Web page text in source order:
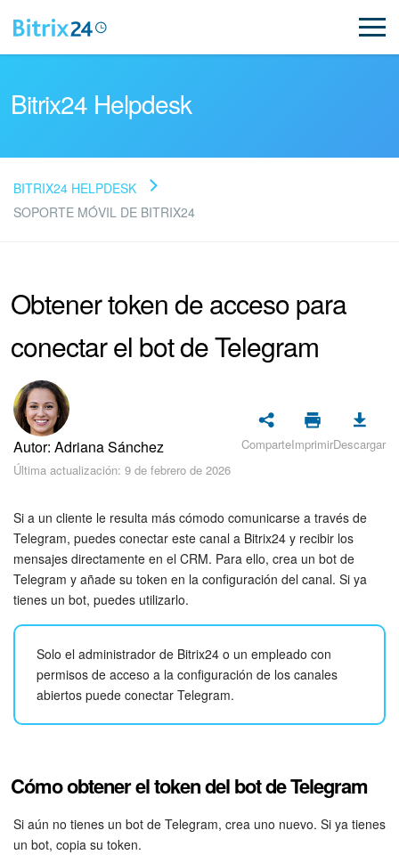
Preguntas Frecuentes
Soporte de Bitrix24
Registro e inicio de sesión en Bitrix24
Seguridad
Planes y pagos
Feed
Messenger
Collabs
Calendario
Grupos de trabajo
Tareas
Bitrix24 Helpdesk
BITRIX24 HELPDESK
SOPORTE MÓVIL DE BITRIX24
Obtener token de acceso para
conectar el bot de Telegram
Autor: Adriana Sánchez
Última actualización: 9 de febrero de 2026
ComparteImprimirDescargar
Si a un cliente le resulta más cómodo comunicarse a través de
Telegram, puedes conectar este canal a Bitrix24 y recibir los
mensajes directamente en el CRM. Para ello, crea un bot de
Telegram y añade su token en la configuración del canal. Si ya
tienes un bot, puedes utilizarlo.
Solo el administrador de Bitrix24 o un empleado con
permisos de acceso a la configuración de los canales
abiertos puede conectar Telegram.
Cómo obtener el token del bot de Telegram
Si aún no tienes un bot de Telegram, crea uno nuevo. Si ya tienes
un bot, copia su token.